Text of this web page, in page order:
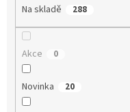
Na skladě 288
Akce 0
Novinka 20